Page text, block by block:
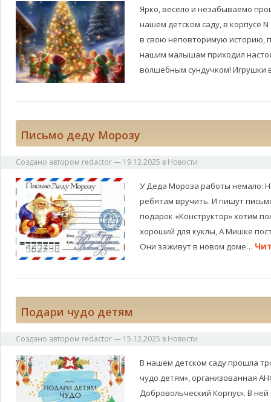
Ярко, весело и незабываемо
нашем детском саду, в корпусе
в свою неповторимую историю,
нашим малышам приходил
волшебным сундучком! Игрушки
Письмо деду Морозу
Создано автором redactor— 19.12.2025 в Новости
У Деда Мороза работы немало:
ребятам вручить. И пишут
подарок «Конструктор» хотим
хороший для куклы, А Мишке
Они заживут в новом доме…
Подари чудо детям
Создано автором redactor— 15.12.2025 в Новости
В нашем детском саду прошла
чудо детям», организованная
Добровольческий Корпус». В